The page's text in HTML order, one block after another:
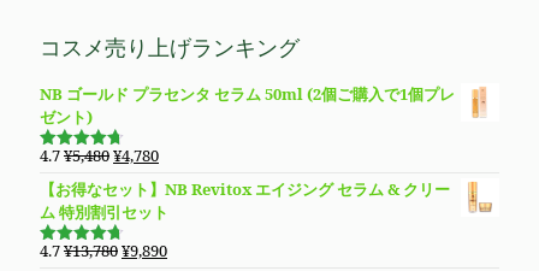
し
で
格
¥5,480
し
た。
価
は
す。
コスメ売り上げランキング
NB ゴールド プラセンタ セラム 50ml (2個ご購入で1個プレ
ゼント)
5段階で
価
4.7¥5,480元
価
格
は
¥4,780現
の
価
格
【お得なセット】NB Revitox エイジング セラム & クリー
ム 特別割引セット
5段階で
4.7¥13,780元
¥9,890現